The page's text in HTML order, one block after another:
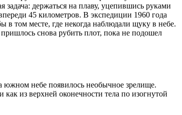
держаться на плаву, уцепившись руками
45 километров. В экспедиции 1960 года
в том месте, где некогда наблюдали щуку в небе.
снова рубить плот, пока не подошел
небе появилось необычное зрелище.
из верхней оконечности тела по изогнутой